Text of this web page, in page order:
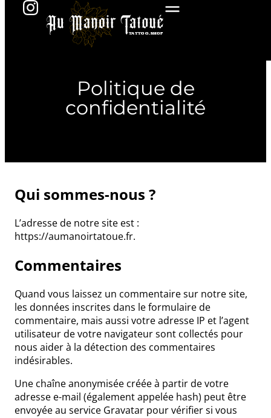
Politique de
confidentialité
Qui sommes-nous ?
L’adresse de notre site est :
https://aumanoirtatoue.fr.
Commentaires
Quand vous laissez un commentaire sur notre site,
les données inscrites dans le formulaire de
commentaire, mais aussi votre adresse IP et l’agent
utilisateur de votre navigateur sont collectés pour
nous aider à la détection des commentaires
indésirables.
Une chaîne anonymisée créée à partir de votre
adresse e-mail (également appelée hash) peut être
envoyée au service Gravatar pour vérifier si vous